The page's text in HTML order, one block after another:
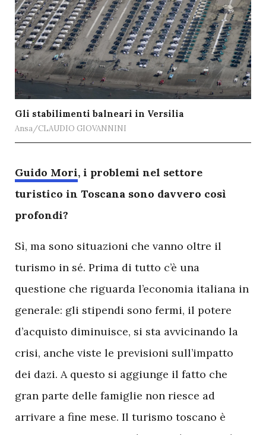
Gli stabilimenti balneari in Versilia
Ansa/CLAUDIO GIOVANNINI
Guido Mori, i problemi nel settore
turistico in Toscana sono davvero così
profondi?
Sì, ma sono situazioni che vanno oltre il
turismo in sé. Prima di tutto c’è una
questione che riguarda l’economia italiana in
generale: gli stipendi sono fermi, il potere
d’acquisto diminuisce, si sta avvicinando la
crisi, anche viste le previsioni sull’impatto
dei dazi. A questo si aggiunge il fatto che
gran parte delle famiglie non riesce ad
arrivare a fine mese. Il turismo toscano è